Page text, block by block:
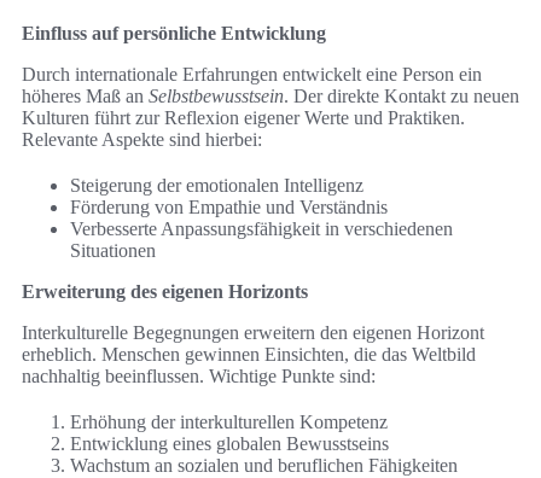
Einfluss auf persönliche Entwicklung
Durch internationale Erfahrungen entwickelt eine Person ein
höheres Maß an Selbstbewusstsein. Der direkte Kontakt zu neuen
Kulturen führt zur Reflexion eigener Werte und Praktiken.
Relevante Aspekte sind hierbei:
Steigerung der emotionalen Intelligenz
Förderung von Empathie und Verständnis
Verbesserte Anpassungsfähigkeit in verschiedenen
Situationen
Erweiterung des eigenen Horizonts
Interkulturelle Begegnungen erweitern den eigenen Horizont
erheblich. Menschen gewinnen Einsichten, die das Weltbild
nachhaltig beeinflussen. Wichtige Punkte sind:
Erhöhung der interkulturellen Kompetenz
Entwicklung eines globalen Bewusstseins
Wachstum an sozialen und beruflichen Fähigkeiten